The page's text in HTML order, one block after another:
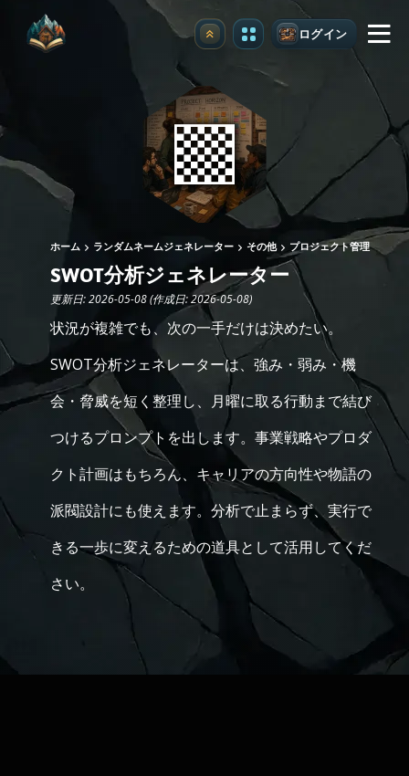
アップグレード ログイン
ホーム ランダムネームジェネレーター その他 プロジェクト管理
SWOT分析ジェネレーター
更新日: 2026-05-08 (作成日: 2026-05-08)
状況が複雑でも、次の一手だけは決めたい。
SWOT分析ジェネレーターは、強み・弱み・機
会・脅威を短く整理し、月曜に取る行動まで結び
つけるプロンプトを出します。事業戦略やプロダ
クト計画はもちろん、キャリアの方向性や物語の
派閥設計にも使えます。分析で止まらず、実行で
きる一歩に変えるための道具として活用してくだ
さい。